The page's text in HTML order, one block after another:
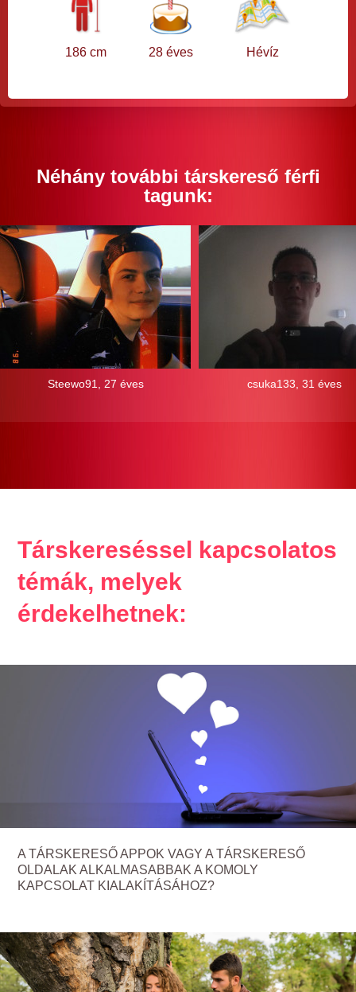
186 cm 28 éves Hévíz
Néhány további társkereső férfi
tagunk:
Steewo91, 27 éves csuka133, 31 éves
Társkereséssel kapcsolatos
témák, melyek
érdekelhetnek:
A TÁRSKERESŐ APPOK VAGY A TÁRSKERESŐ
OLDALAK ALKALMASABBAK A KOMOLY
KAPCSOLAT KIALAKÍTÁSÁHOZ?